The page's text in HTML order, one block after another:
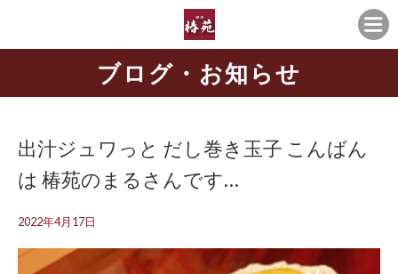
ブログ・お知らせ
出汁ジュワっと だし巻き玉子 こんばん
は 椿苑のまるさんです…
2022年4月17日